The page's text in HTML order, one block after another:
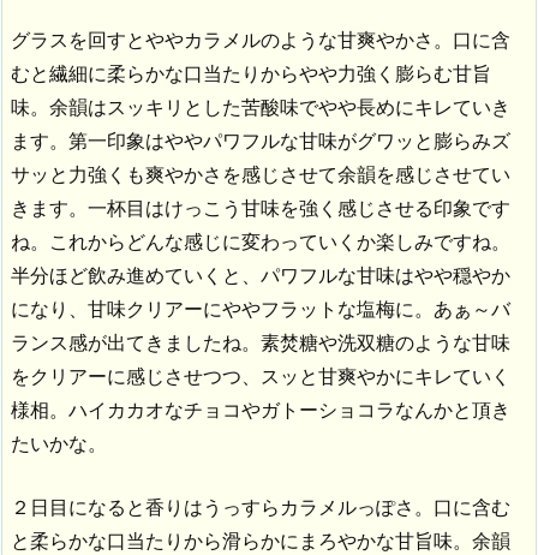
グラスを回すとややカラメルのような甘爽やかさ。口に含
むと繊細に柔らかな口当たりからやや力強く膨らむ甘旨
味。余韻はスッキリとした苦酸味でやや長めにキレていき
ます。第一印象はややパワフルな甘味がグワッと膨らみズ
サッと力強くも爽やかさを感じさせて余韻を感じさせてい
きます。一杯目はけっこう甘味を強く感じさせる印象です
ね。これからどんな感じに変わっていくか楽しみですね。
半分ほど飲み進めていくと、パワフルな甘味はやや穏やか
になり、甘味クリアーにややフラットな塩梅に。あぁ～バ
ランス感が出てきましたね。素焚糖や洗双糖のような甘味
をクリアーに感じさせつつ、スッと甘爽やかにキレていく
様相。ハイカカオなチョコやガトーショコラなんかと頂き
たいかな。
２日目になると香りはうっすらカラメルっぽさ。口に含む
と柔らかな口当たりから滑らかにまろやかな甘旨味。余韻